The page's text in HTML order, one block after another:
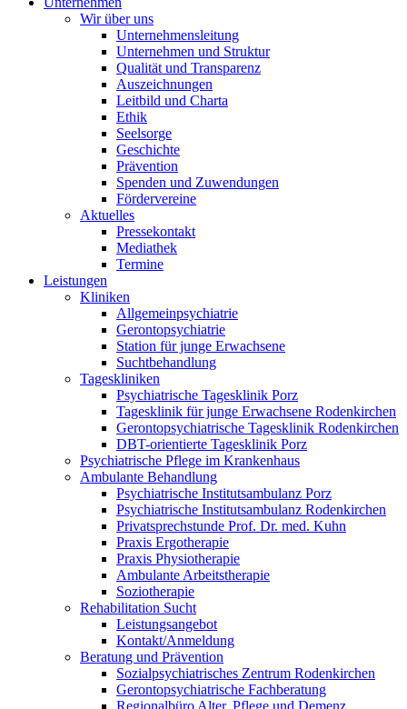
Wir über uns
Unternehmensleitung
Unternehmen und Struktur
Qualität und Transparenz
Auszeichnungen
Leitbild und Charta
Ethik
Seelsorge
Geschichte
Prävention
Spenden und Zuwendungen
Fördervereine
Aktuelles
Pressekontakt
Mediathek
Termine
Leistungen
Kliniken
Allgemeinpsychiatrie
Gerontopsychiatrie
Station für junge Erwachsene
Suchtbehandlung
Tageskliniken
Psychiatrische Tagesklinik Porz
Tagesklinik für junge Erwachsene Rodenkirchen
Gerontopsychiatrische Tagesklinik Rodenkirchen
DBT-orientierte Tagesklinik Porz
Psychiatrische Pflege im Krankenhaus
Ambulante Behandlung
Psychiatrische Institutsambulanz Porz
Psychiatrische Institutsambulanz Rodenkirchen
Privatsprechstunde Prof. Dr. med. Kuhn
Praxis Ergotherapie
Praxis Physiotherapie
Ambulante Arbeitstherapie
Soziotherapie
Rehabilitation Sucht
Leistungsangebot
Kontakt/Anmeldung
Beratung und Prävention
Sozialpsychiatrisches Zentrum Rodenkirchen
Gerontopsychiatrische Fachberatung
Regionalbüro Alter, Pflege und Demenz